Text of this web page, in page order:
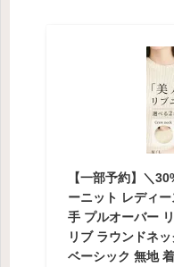
【一部予約】＼
ーニット レディ
手 プルオーバー
リブ ラウンドネ
ベーシック 無地